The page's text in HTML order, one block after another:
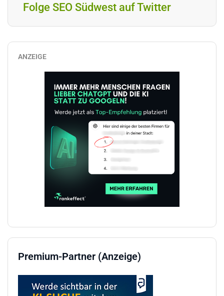
Folge SEO Südwest auf Twitter
ANZEIGE
Premium-Partner (Anzeige)